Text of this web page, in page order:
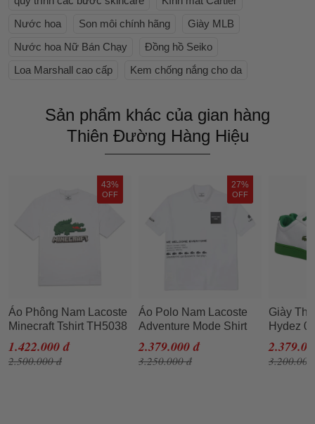
Nước hoa
Son môi chính hãng
Giày MLB
Nước hoa Nữ Bán Chạy
Đồng hồ Seiko
Loa Marshall cao cấp
Kem chống nắng cho da
Sản phẩm khác của gian hàng
Thiên Đường Hàng Hiệu
43%
OFF
Áo Phông Nam Lacoste
Minecraft Tshirt TH5038
51 001 Màu Trắng Size
XL
1.422.000 đ
2.500.000 đ
27%
OFF
Áo Polo Nam Lacoste
Adventure Mode Shirt
PH381651001 PC03
Màu Trắng Size M
2.379.000 đ
3.250.000 đ
Giày
Hydez
Trắng